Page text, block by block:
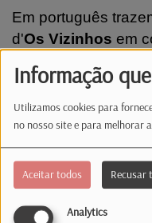
Informação
Utilizamos cookies para
no nosso site e para melhorar
Aceitar todos Recusar
Analytics
Em português
d'Os Vizinhos em
sucesso inegável,
alentejanas e bem
com o pop dos
Atitude 67, uma